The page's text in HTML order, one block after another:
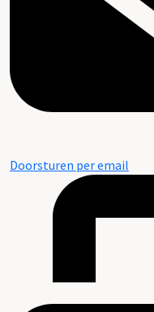
Doorsturen per email